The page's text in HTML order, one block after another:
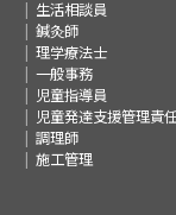
生活相談員
鍼灸師
理学療法士
一般事務
児童指導員
児童発達支援管理責
調理師
施工管理